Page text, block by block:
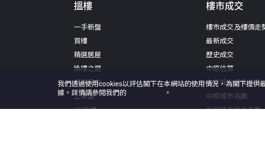
搵樓
一手新盤
買樓
精選居屋
換樓之選
精選豪宅
上車盤
VR搵樓
樓市成交
樓市成交及樓價走
最新成交
歷史成交
中原估算
中原城市領先指數
中原城市指數
中原城市租金指數
我們透過使用cookies以評估閣下在本網站的使用情況，為閣下提
據。詳情請參閱我們的
。